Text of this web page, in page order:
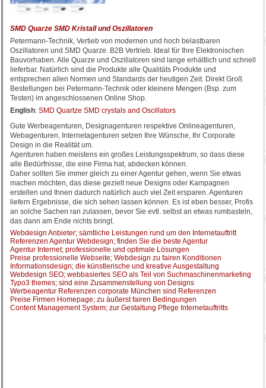
SMD Quarze SMD Kristall und Oszillatoren
Petermann-Technik, Vertieb von modernen und hoch belastbaren
Oszillatoren und SMD Quarze. B2B Vertrieb. Ideal für Ihre Elektronischen
Bauvorhaben. Alle Quarze und Oszillatoren sind lange erhältlich und schnell
lieferbar. Natürlich sind die Produkte alle Qualitäts Produkte und
entsprechen allen Normen und Standards der heutigen Zeit. Direkt Groß
Bestellungen bei Petermann-Technik oder kleinere Mengen (Bsp. zum
Testen) im angeschlossenen Online Shop.
English: SMD Quartze SMD crystals and Oscillators
Gute Werbeagenturen, Designagenturen respektive Onlineagenturen,
Webagenturen, Internetagenturen setzen Ihre Wünsche, Ihr Corporate
Design in die Realität um.
Agenturen haben meistens ein großes Leistungsspektrum, so dass diese
alle Bedürfnisse, die eine Firma hat, abdecken können.
Daher sollten Sie immer gleich zu einer Agentur gehen, wenn Sie etwas
machen möchten, das diese gezielt neue Designs oder Kampagnen
erstellen und Ihnen dadurch natürlich auch viel Zeit ersparen. Agenturen
liefern Ergebnisse, die sich sehen lassen können. Es ist eben besser, Profis
an solche Sachen ran zulassen, bevor Sie evtl. selbst an etwas rumbasteln,
das dann am Ende nichts bringt.
Webdesign Anbieter; sämtliche Leistungen rund um den Internetauftritt
Referenzen Agentur Webdesign; finden Sie die beste Agentur
Agentur Internet; professionelle und optimale Lösungen
Preise professionelle Webseite; Webdesign zu fairen Konditionen
Informationsdesign; die künstlerische und kreative Ausgestaltung
Webdesign SEO; webbasiertes SEO als Teil von Suchmaschinenmarketing
Typo3 themes; sind eine Zusammenstellung von Designs
Werbeagentur Referenzen corporate München sind Referenzen
Preise Firmen Homepage; zu äußerst fairen Bedingungen
Content Management System; zur Gestaltung Pflege Internetauftritts